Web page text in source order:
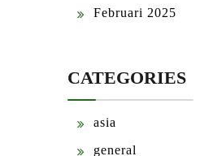
Februari 2025
CATEGORIES
asia
general